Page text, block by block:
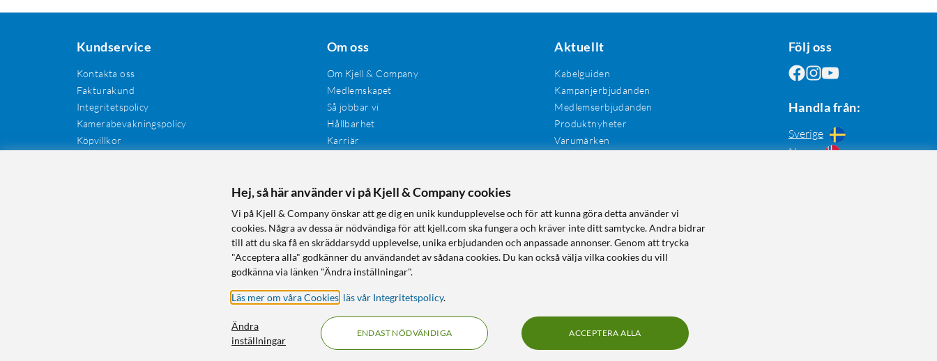
Kundservice
Kontakta oss
Fakturakund
Integritetspolicy
Kamerabevakningspolicy
Köpvillkor
Om oss
Om Kjell & Company
Medlemskapet
Så jobbar vi
Hållbarhet
Karriär
Tillgänglighet
Aktuellt
Kabelguiden
Kampanjerbjudanden
Medlemserbjudanden
Produktnyheter
Varumärken
Följ oss
Handla från:
Sverige
Norge
KUNSKAP OCH TILLBEHÖR TILL HEMELEKTRONIK
Hej, så här använder vi på Kjell & Company cookies
Vi på Kjell & Company önskar att ge dig en unik kundupplevelse och för att kunna göra detta använder vi
cookies. Några av dessa är nödvändiga för att kjell.com ska fungera och kräver inte ditt samtycke. Andra bidrar
till att du ska få en skräddarsydd upplevelse, unika erbjudanden och anpassade annonser. Genom att trycka
"Acceptera alla" godkänner du användandet av sådana cookies. Du kan också välja vilka cookies du vill
godkänna via länken "Ändra inställningar".
Läs mer om våra Cookies läs vår Integritetspolicy.
Ändra
inställningar
ENDAST NÖDVÄNDIGA ACCEPTERA ALLA